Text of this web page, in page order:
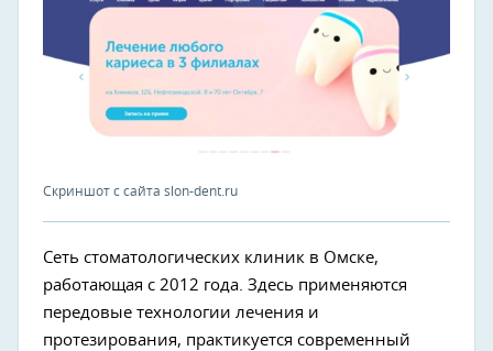
Скриншот с сайта slon-dent.ru
Сеть стоматологических клиник в Омске,
работающая с 2012 года. Здесь применяются
передовые технологии лечения и
протезирования, практикуется современный